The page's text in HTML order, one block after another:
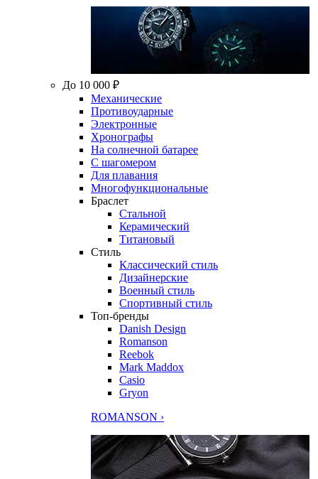
До 10 000 ₽
Механические
Противоударные
Электронные
Хронографы
На солнечной батарее
С шагомером
Для плавания
Многофункциональные
Браслет
Стальной
Керамический
Титановый
Стиль
Классический стиль
Дизайнерские
Военный стиль
Спортивный стиль
Топ-бренды
Danish Design
Romanson
Reebok
Mark Maddox
Casio
Gryon
ROMANSON ›